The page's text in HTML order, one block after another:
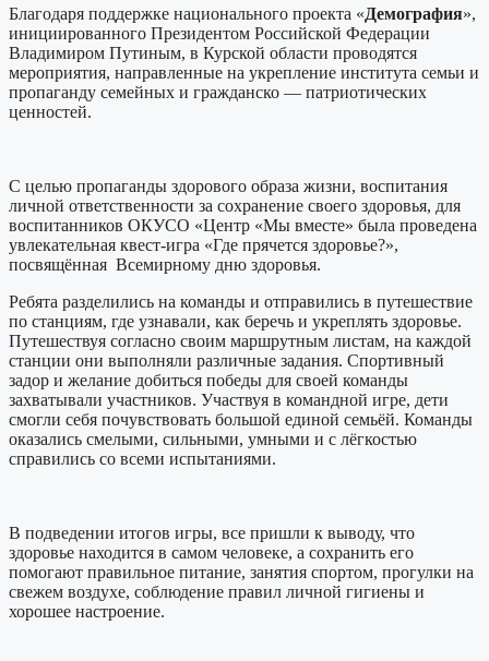
Благодаря поддержке национального проекта «Демография»,
инициированного Президентом Российской Федерации
Владимиром Путиным, в Курской области проводятся
мероприятия, направленные на укрепление института семьи и
пропаганду семейных и гражданско — патриотических
ценностей.
С целью пропаганды здорового образа жизни, воспитания
личной ответственности за сохранение своего здоровья, для
воспитанников ОКУСО «Центр «Мы вместе» была проведена
увлекательная квест-игра «Где прячется здоровье?»,
посвящённая Всемирному дню здоровья.
Ребята разделились на команды и отправились в путешествие
по станциям, где узнавали, как беречь и укреплять здоровье.
Путешествуя согласно своим маршрутным листам, на каждой
станции они выполняли различные задания. Спортивный
задор и желание добиться победы для своей команды
захватывали участников. Участвуя в командной игре, дети
смогли себя почувствовать большой единой семьёй. Команды
оказались смелыми, сильными, умными и с лёгкостью
справились со всеми испытаниями.
В подведении итогов игры, все пришли к выводу, что
здоровье находится в самом человеке, а сохранить его
помогают правильное питание, занятия спортом, прогулки на
свежем воздухе, соблюдение правил личной гигиены и
хорошее настроение.